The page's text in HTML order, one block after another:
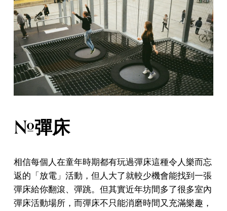
#彈床
相信每個人在童年時期都有玩過彈床這種令人樂而忘
返的「放電」活動，但人大了就較少機會能找到一張
彈床給你翻滾、彈跳。但其實近年坊間多了很多室內
彈床活動場所，而彈床不只能消磨時間又充滿樂趣，